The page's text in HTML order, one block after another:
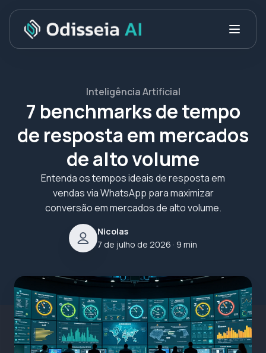
Inteligência Artificial
7 benchmarks de tempo
de resposta em mercados
de alto volume
Entenda os tempos ideais de resposta em
vendas via WhatsApp para maximizar
conversão em mercados de alto volume.
Nicolas
7 de julho de 2026 · 9 min